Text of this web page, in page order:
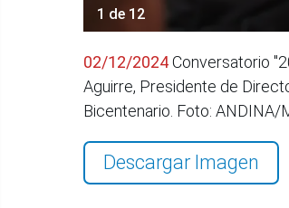
1 de 12
02/12/2024Conversatorio
Aguirre, Presidente de
Bicentenario. Foto: ANDINA/
Descargar Imagen